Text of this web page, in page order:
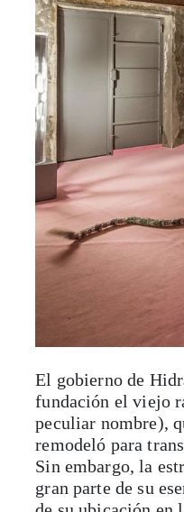
El gobierno de
fundación el viejo
peculiar nombre),
remodeló para
Sin embargo, la
gran parte de su